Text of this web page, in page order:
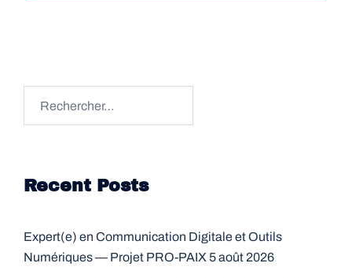
Recent Posts
Expert(e) en Communication Digitale et Outils
Numériques — Projet PRO-PAIX 5 août 2026